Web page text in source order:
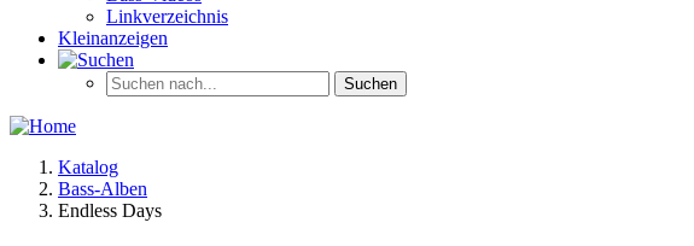
Linkverzeichnis
Kleinanzeigen
Katalog
Bass-Alben
Endless Days